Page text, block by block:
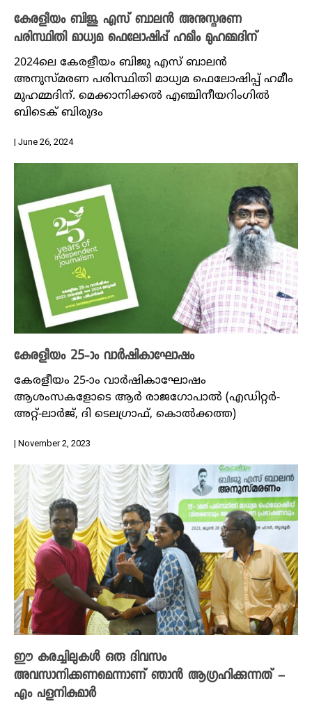
കേരളീയം ബിജു എസ് ബാലൻ അനുസ്മരണ
പരിസ്ഥിതി മാധ്യമ ഫെലോഷിപ്പ് ഹമീം മുഹമ്മദിന്
2024ലെ കേരളീയം ബിജു എസ് ബാലൻ
അനുസ്മരണ പരിസ്ഥിതി മാധ്യമ ഫെലോഷിപ്പ് ഹമീം
മുഹമ്മദിന്. മെക്കാനിക്കൽ എഞ്ചിനീയറിം​​ഗിൽ
ബിടെക് ബിരുദം
| June 26, 2024
കേരളീയം 25-ാം വാര്‍ഷികാഘോഷം
കേരളീയം 25-ാം വാര്‍ഷികാഘോഷം
ആശംസകളോടെ ആര്‍ രാജഗോപാല്‍ (എഡിറ്റര്‍-
അറ്റ്-ലാര്‍ജ്, ദി ടെലഗ്രാഫ്, കൊല്‍ക്കത്ത)
| November 2, 2023
ഈ കരച്ചിലുകൾ ഒരു ദിവസം
അവസാനിക്കണമെന്നാണ് ഞാൻ ആ​ഗ്രഹിക്കുന്നത് –
എം പളനികുമാർ